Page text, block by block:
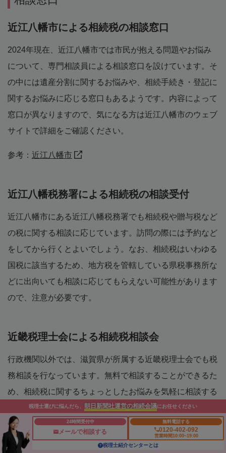
近江八幡市による相続税の相談窓口
2024年現在、近江八幡市では市民が抱える問題やお悩み
について、専門相談員による相談窓口を設けています。そ
の中には遺産分割に関するお悩みや、相続手続き・登記に
関するお悩みに応じる窓口もあるようです。内容によって
窓口が異なりますので、気になる方は近江八幡市のウェブ
サイトで詳細をご確認ください。
参考： 近江八幡市
近江八幡税務署による相続税の相談受付
近江八幡市にある近江八幡税務署でも相続税や贈与税など
の税に関する相談に応じています。訪問の際には予約など
をしてから行くとよいでしょう。なお、相続税はいわゆる
国税に該当するため、地方税を管轄している県税事務所な
どに出向いても相談に応じてもらえない可能性があります
ので、注意が必要です。
近畿税理士会による相続税相談会
行政機関以外では、滋賀県が所属する近畿税理士会でも税
務相談を行なっています。無料で相談することができるた
め、相続税に関するちょっとしたお悩みを気軽に相談する
ことができます。滋賀県内にも複数の相談窓口が設置され
ていますので、お近くの窓口を探してみてください。
■近畿税理士会
税理士選びに悩んだら、 朝日新聞社運営の相続会議にお任せください
24時間受付中
メールで相談する
無料電話する
0120-402-092
営業時間10:00~19:00
税理士紹介センターとは